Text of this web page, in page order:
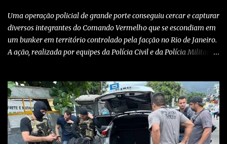
Uma operação policial de grande porte conseguiu cercar e capturar
diversos integrantes do Comando Vermelho que se escondiam em
um bunker em território controlado pela facção no Rio de Janeiro.
A ação, realizada por equipes da Polícia Civil e da Polícia Militar,
de coordenar atividades criminosas na região. Confira detalhes no
vídeo: Clique aqui para ter acesso ao livro O Brasil e a pandemia de
absurdos, escrito por juristas, economistas, jornalistas e
profissionais da saúde conservadores sobre os absurdos
praticados durante a pandemia de Covid-19, como tiranias,